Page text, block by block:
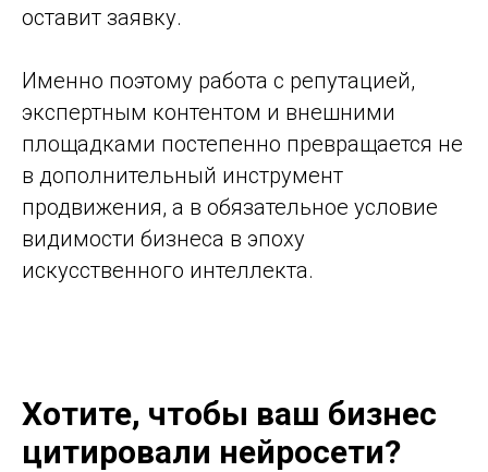
оставит заявку.
Именно поэтому работа с репутацией,
экспертным контентом и внешними
площадками постепенно превращается не
в дополнительный инструмент
продвижения, а в обязательное условие
видимости бизнеса в эпоху
искусственного интеллекта.
Хотите, чтобы ваш бизнес
цитировали нейросети?